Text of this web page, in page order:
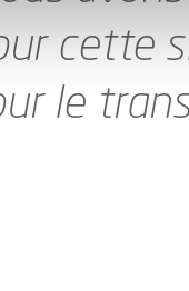
cette
le